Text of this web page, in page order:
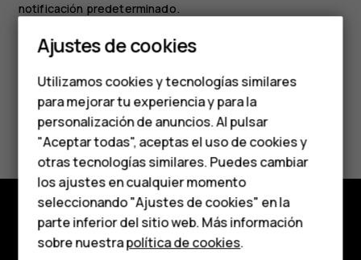
Smartphones
Teléfonos de gama
media
Teléfonos para
personas mayores
HMD Terra M
Comprar
notificación predeterminado.
¿Te ha parecido útil?
Sí No
Comprar
Ajustes de cookies
Utilizamos cookies y tecnologías similares
para mejorar tu experiencia y para la
personalización de anuncios. Al pulsar
"Aceptar todas", aceptas el uso de cookies y
otras tecnologías similares. Puedes cambiar
los ajustes en cualquier momento
seleccionando "Ajustes de cookies" en la
parte inferior del sitio web. Más información
sobre nuestrapolítica de cookies.